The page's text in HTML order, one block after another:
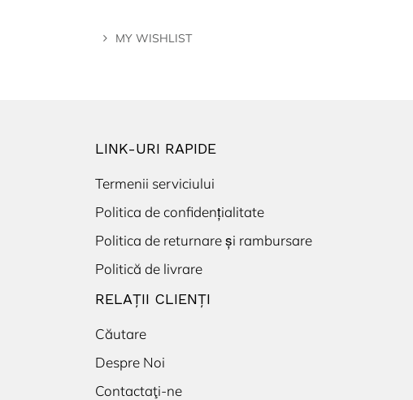
MY WISHLIST
LINK-URI RAPIDE
Termenii serviciului
Politica de confidențialitate
Politica de returnare și rambursare
Politică de livrare
RELAȚII CLIENȚI
Căutare
Despre Noi
Contactaţi-ne